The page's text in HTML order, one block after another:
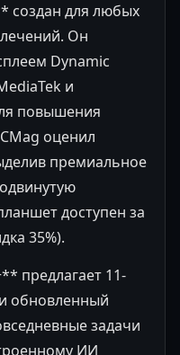
создан для любых
Он
Dynamic
и
повышения
оценил
премиальное
доступен за
35%).
предлагает 11-
обновленный
задачи
ИИ